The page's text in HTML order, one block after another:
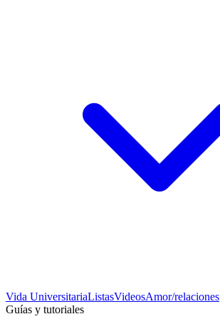
Vida UniversitariaListasVideosAmor/relaciones
Guías y tutoriales